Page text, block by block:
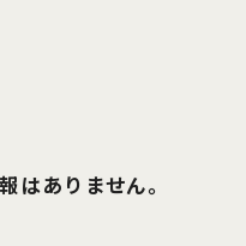
はありません。